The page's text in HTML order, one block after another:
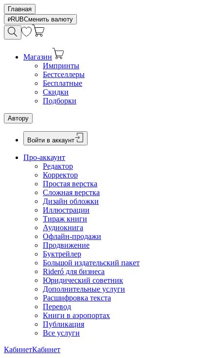
Главная
RUBСменить валюту
Магазин
Импринты
Бестселлеры
Бесплатные
Скидки
Подборки
Автору
Войти в аккаунт
Про-аккаунт
Редактор
Корректор
Простая верстка
Сложная верстка
Дизайн обложки
Иллюстрации
Тираж книги
Аудиокнига
Офлайн-продажи
Продвижение
Буктрейлер
Большой издательский пакет
Rideró для бизнеса
Юридический советник
Дополнительные услуги
Расшифровка текста
Перевод
Книги в аэропортах
Публикация
Все услуги
КабинетКабинет